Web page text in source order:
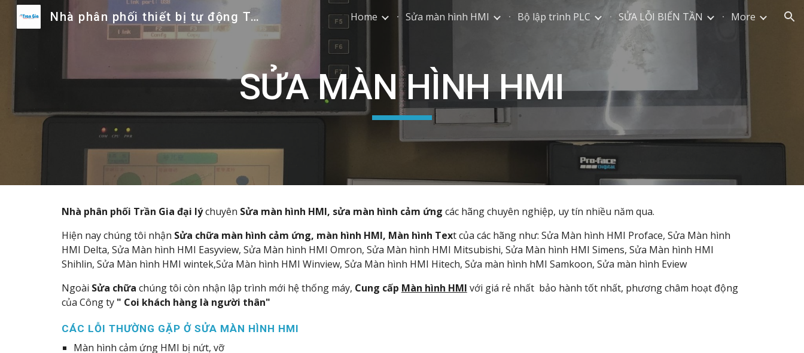
Skip to main content Skip to navigation
Nhà phân phối thiết bị tự động Trần Gia Home Sửa màn hình HMI Bộ lập trình PLC SỬA LỖI BIẾN TẦN More
SỬA MÀN HÌNH HMI
Nhà phân phối Trần Gia đại lýchuyên Sửa màn hình HMI, sửa màn hình cảm ứng các hãngchuyên nghiệp, uy tín nhiều năm qua.
Hiện nay chúng tôi nhận Sửa chữa màn hình cảm ứng, màn hình HMI, Màn hình Text của các hãng như: Sửa Màn hình HMI Proface, Sửa Màn hình
HMI Delta, Sửa Màn hình HMI Easyview, Sửa Màn hình HMI Omron, Sửa Màn hình HMI Mitsubishi, Sửa Màn hình HMI Simens, Sửa Màn hình HMI
Shihlin, Sửa Màn hình HMI wintek,Sửa Màn hình HMI Winview, Sửa Màn hình HMI Hitech, Sửa màn hình hMI Samkoon, Sửa màn hình Eview
Ngoài Sửa chữa chúng tôi còn nhận lập trình mới hệ thống máy, Cung cấp Màn hình HMI với giá rẻ nhất bảo hành tốt nhất, phương châm hoạt động
của Công ty " Coi khách hàng là người thân"
CÁC LỖI THƯỜNG GẶP Ở SỬA MÀN HÌNH HMI
Màn hình cảm ứng HMI bị nứt, vỡ